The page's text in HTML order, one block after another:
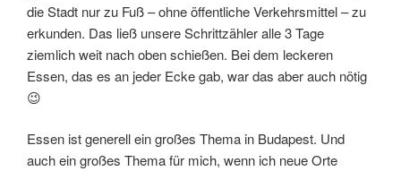
die Stadt nur zu Fuß – ohne öffentliche Verkehrsmittel – zu
erkunden. Das ließ unsere Schrittzähler alle 3 Tage
ziemlich weit nach oben schießen. Bei dem leckeren
Essen, das es an jeder Ecke gab, war das aber auch nötig
😉
Essen ist generell ein großes Thema in Budapest. Und
auch ein großes Thema für mich, wenn ich neue Orte